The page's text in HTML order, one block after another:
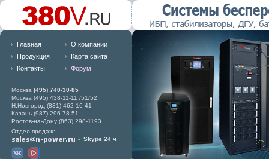
Главная
О компании
Продукция
Карта сайта
Контакты
Форум
Москва (495) 740-30-85
Москва (495) 438-11-11 /51/52
Н.Новгород (831) 462-16-41
Казань (987) 296-78-51
Ростов-на-Дону (863) 298-1193
Отдел продаж:
- Skype 24 ч